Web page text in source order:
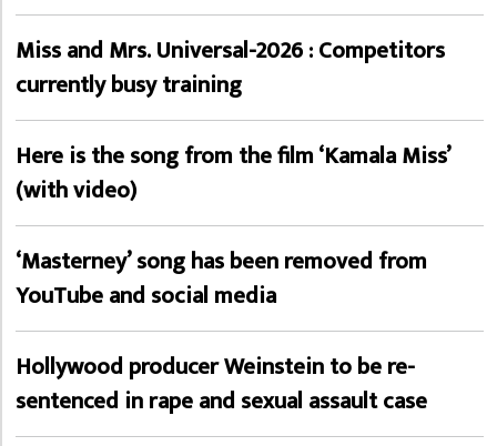
Miss and Mrs. Universal-2026 : Competitors
currently busy training
Here is the song from the film ‘Kamala Miss’
(with video)
‘Masterney’ song has been removed from
YouTube and social media
Hollywood producer Weinstein to be re-
sentenced in rape and sexual assault case